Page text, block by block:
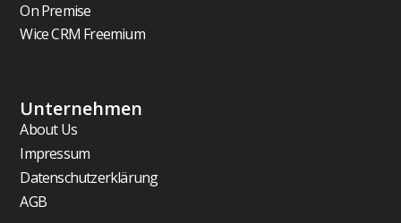
On Premise
Wice CRM Freemium
Unternehmen
About Us
Impressum
Datenschutzerklärung
AGB